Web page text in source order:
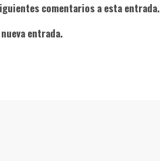
comentarios a esta entrada.
entrada.